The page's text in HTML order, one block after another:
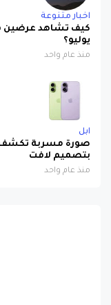
اخبار متنوعة
كيف تشاهد عرضين
يوليو؟
منذ عام واحد
ابل
بتصميم لافت
منذ عام واحد